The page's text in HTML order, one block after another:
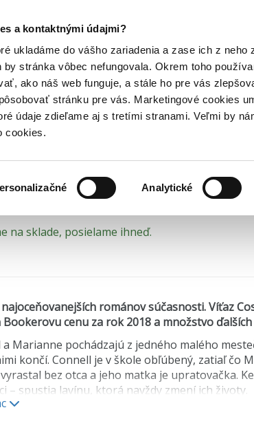
a kontaktnými údajmi?
ukladáme do vášho zariadenia a zase ich z neho
by stránka vôbec nefungovala. Okrem toho
ako náš web funguje, a stále ho pre vás
stránku pre vás. Marketingové cookies
údaje zdieľame aj s tretími stranami. Veľmi by
cookies.
Analytické
Doplnky
Normálni ľudia
ľudia -
stav = prečítaná kniha bez
na sklade, posielame ihneď.
najoceňovanejších románov súčasnosti. Víťaz
Bookerovu cenu za rok 2018 a množstvo ďalších
a Marianne pochádzajú z jedného malého
končí. Connell je v škole obľúbený, zatiaľ čo
bez otca a jeho matka je upratovačka.
– spustia lavínu, ktorá navždy zmení ich životy.
ľudia